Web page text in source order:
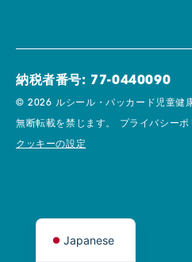
納税者番号: 77-0440090
© 2026 ルシール・パッカード児童健
無断転載を禁じます。 プライバシーポ
クッキーの設定
Japanese